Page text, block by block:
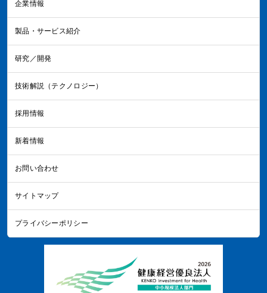
企業情報
製品・サービス紹介
研究／開発
技術解説（テクノロジー）
採用情報
新着情報
お問い合わせ
サイトマップ
プライバシーポリシー